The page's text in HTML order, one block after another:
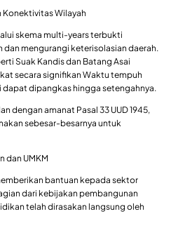
Konektivitas Wilayah
skema multi-years terbukti
mengurangi keterisolasian daerah.
Suak Kandis dan Batang Asai
secara signifikan Waktu tempuh
dipangkas hingga setengahnya.
dengan amanat Pasal 33 UUD 1945,
sebesar-besarnya untuk
dan UMKM
bantuan kepada sektor
dari kebijakan pembangunan
telah dirasakan langsung oleh